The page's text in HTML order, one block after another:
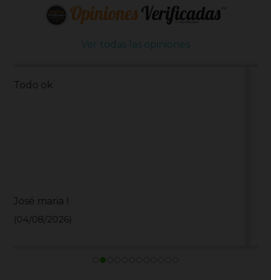
Ver todas las opiniones
####
Jonathan J
(28/07/2026)